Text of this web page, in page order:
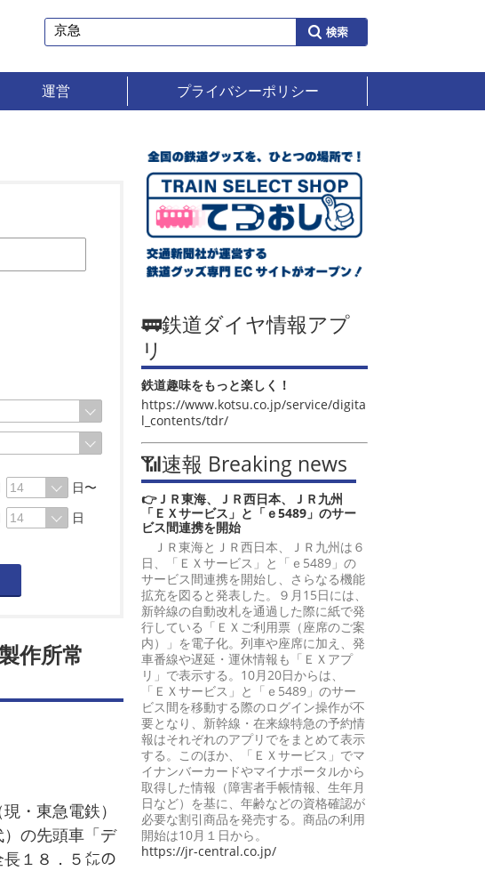
運営 プライバシーポリシー
日〜
日
作所常
・東急電鉄）
の先頭車「デ
１８．５㍍の
🚃鉄道ダイヤ情報アプ
リ
鉄道趣味をもっと楽しく！
https://www.kotsu.co.jp/service/digita
l_contents/tdr/
📶速報 Breaking news
👉ＪＲ東海、ＪＲ西日本、ＪＲ九州
「ＥＸサービス」と「ｅ5489」のサー
ビス間連携を開始
ＪＲ東海とＪＲ西日本、ＪＲ九州は６
日、「ＥＸサービス」と「ｅ5489」の
サービス間連携を開始し、さらなる機能
拡充を図ると発表した。９月15日には、
新幹線の自動改札を通過した際に紙で発
行している「ＥＸご利用票（座席のご案
内）」を電子化。列車や座席に加え、発
車番線や遅延・運休情報も「ＥＸアプ
リ」で表示する。10月20日からは、
「ＥＸサービス」と「ｅ5489」のサー
ビス間を移動する際のログイン操作が不
要となり、新幹線・在来線特急の予約情
報はそれぞれのアプリでをまとめて表示
する。このほか、「ＥＸサービス」でマ
イナンバーカードやマイナポータルから
取得した情報（障害者手帳情報、生年月
日など）を基に、年齢などの資格確認が
必要な割引商品を発売する。商品の利用
開始は10月１日から。
https://jr-central.co.jp/